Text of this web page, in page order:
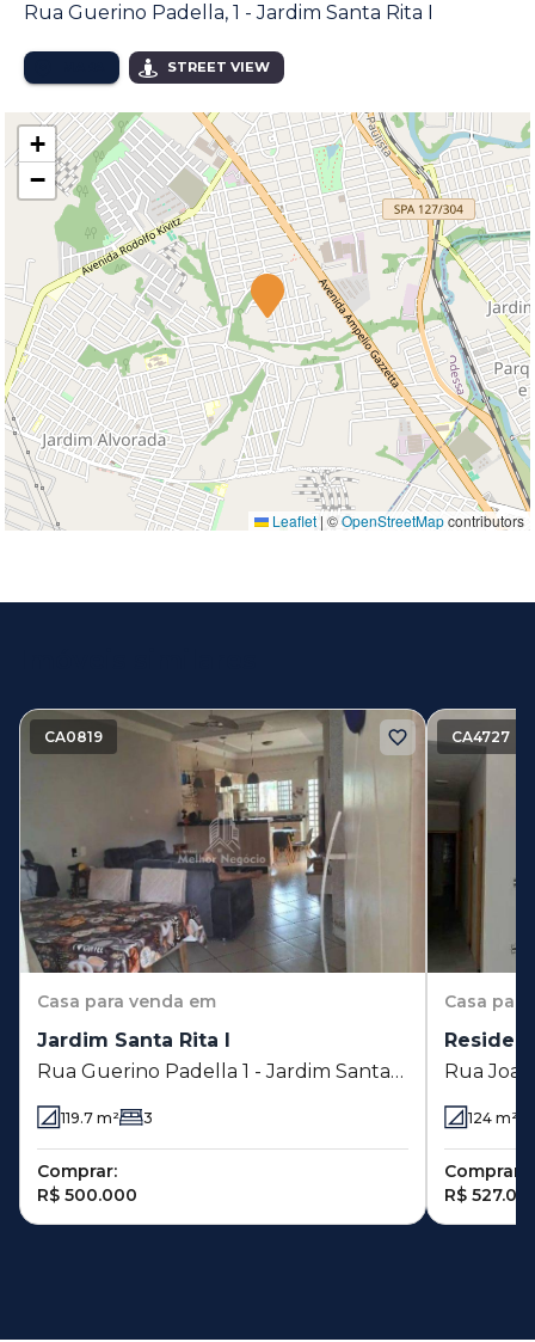
Rua Guerino Padella, 1 - Jardim Santa Rita I
STREET VIEW
+
−
Leaflet | ©OpenStreetMapcontributors
CA0819
Casa para venda em
Jardim Santa Rita I
Rua Guerino Padella 1 - Jardim Santa
Rita I - Nova Odessa - SP
119.7 m² 3
Comprar:
R$ 500.000
CA4727
Casa
Rua
Odessa -
124 m²
Comprar:
R$